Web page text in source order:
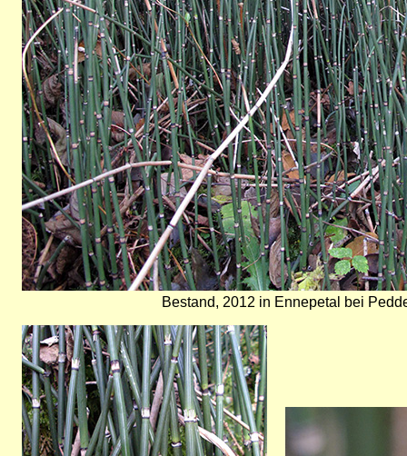
Bestand, 2012 in Ennepetal bei
Bild